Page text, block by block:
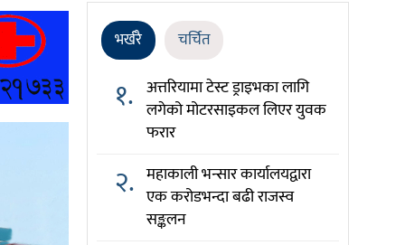
भर्खरै चर्चित
१. अत्तरियामा टेस्ट ड्राइभका लागि
लगेको मोटरसाइकल लिएर युवक
फरार
२. महाकाली भन्सार कार्यालयद्वारा
एक करोडभन्दा बढी राजस्व
सङ्कलन